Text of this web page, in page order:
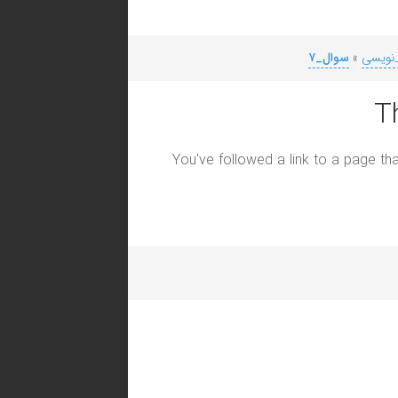
» سوال_۷
You've followed a link to a page